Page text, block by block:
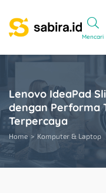
Mencari
Lenovo IdeaPad
dengan Performa
Terpercaya
Home Komputer & Laptop